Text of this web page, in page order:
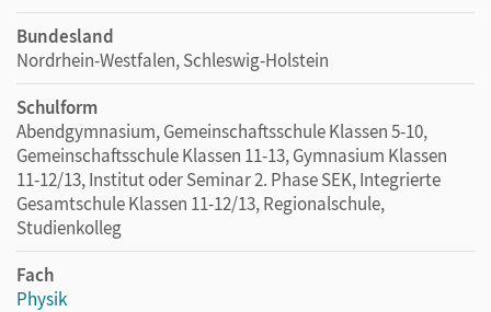
Bundesland
Nordrhein-Westfalen, Schleswig-Holstein
Schulform
Abendgymnasium, Gemeinschaftsschule Klassen 5-10,
Gemeinschaftsschule Klassen 11-13, Gymnasium Klassen
11-12/13, Institut oder Seminar 2. Phase SEK, Integrierte
Gesamtschule Klassen 11-12/13, Regionalschule,
Studienkolleg
Fach
Physik